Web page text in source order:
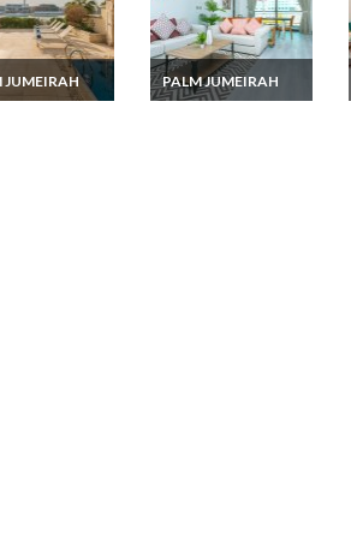
JUMEIRAH
villa Luxe
PALM JUMEIRAH
Location Vacances